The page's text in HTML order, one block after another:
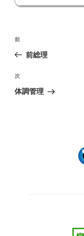
投
ビ
ゲ
前
の
稿
前
前総理
次
の
次
体調管理